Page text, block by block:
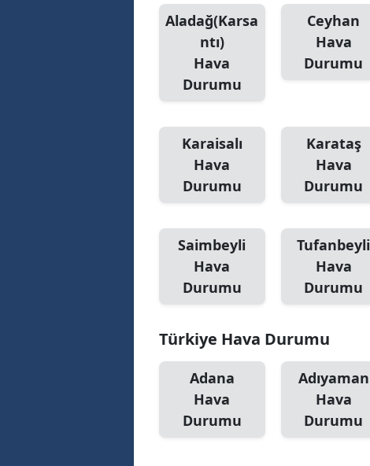
Aladağ(Karsa
ntı)
Hava
Durumu
Ceyhan
Hava
Durumu
Karaisalı
Hava
Durumu
Karataş
Hava
Durumu
Saimbeyli
Hava
Durumu
Tufanbeyli
Hava
Durumu
Türkiye Hava Durumu
Adana
Hava
Durumu
Adıyaman
Hava
Durumu